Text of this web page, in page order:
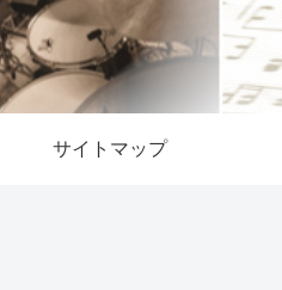
サイトマップ